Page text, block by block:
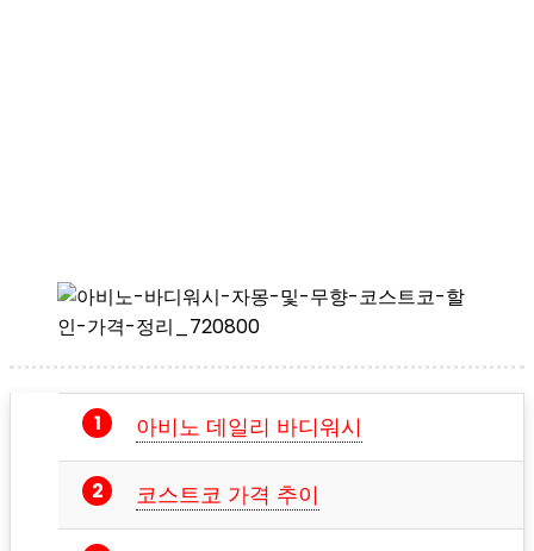
아비노 데일리 바디워시
코스트코 가격 추이